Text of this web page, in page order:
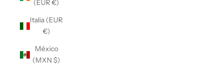
(EUR €)
Italia (EUR
€)
México
(MXN $)